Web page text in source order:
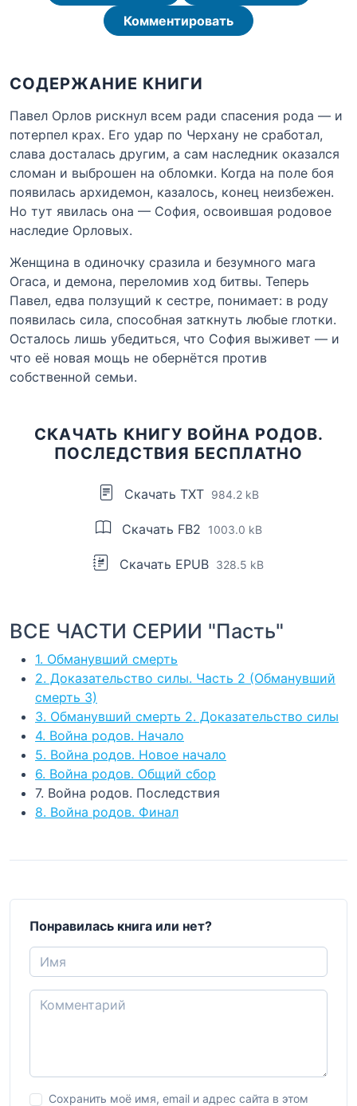
Комментировать
СОДЕРЖАНИЕ КНИГИ
Павел Орлов рискнул всем ради спасения рода — и
потерпел крах. Его удар по Черхану не сработал,
слава досталась другим, а сам наследник оказался
сломан и выброшен на обломки. Когда на поле боя
появилась архидемон, казалось, конец неизбежен.
Но тут явилась она — София, освоившая родовое
наследие Орловых.
Женщина в одиночку сразила и безумного мага
Огаса, и демона, переломив ход битвы. Теперь
Павел, едва ползущий к сестре, понимает: в роду
появилась сила, способная заткнуть любые глотки.
Осталось лишь убедиться, что София выживет — и
что её новая мощь не обернётся против
собственной семьи.
СКАЧАТЬ КНИГУ ВОЙНА РОДОВ.
ПОСЛЕДСТВИЯ БЕСПЛАТНО
Скачать TXT 984.2 kB
Скачать FB2 1003.0 kB
Скачать EPUB 328.5 kB
ВСЕ ЧАСТИ СЕРИИ "Пасть"
1. Обманувший смерть
2. Доказательство силы. Часть 2 (Обманувший
смерть 3)
3. Обманувший смерть 2. Доказательство силы
4. Война родов. Начало
5. Война родов. Новое начало
6. Война родов. Общий сбор
7. Война родов. Последствия
8. Война родов. Финал
Понравилась книга или нет?
Сохранить моё имя, email и адрес сайта в этом